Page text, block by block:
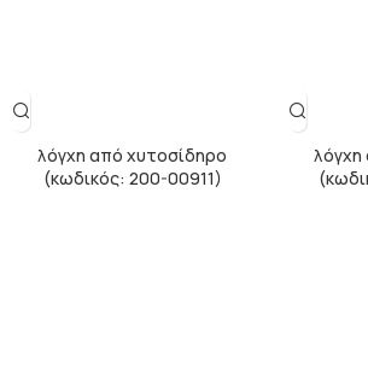
λόγχη από χυτοσίδηρο
(κωδικός: 200-00911)
λόγχη